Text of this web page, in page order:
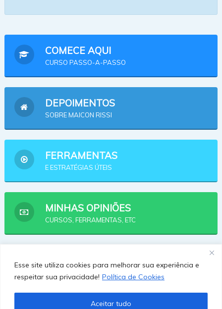
Esse site utiliza cookies para melhorar sua experiência e
respeitar sua privacidade! Política de Cookies
Aceitar tudo
COMECE AQUI
CURSO PASSO-A-PASSO
DEPOIMENTOS
SOBRE MAICON RISSI
FERRAMENTAS
E ESTRATÉGIAS ÚTEIS
MINHAS OPINIÕES
CURSOS, FERRAMENTAS, ETC
AFILIADOS
OPÇÕES PRA SE AFILIAR